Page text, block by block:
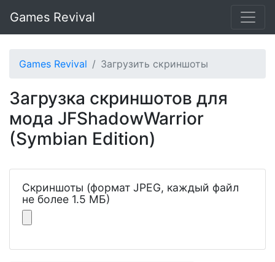
Games Revival
Games Revival Загрузить скриншоты
Загрузка скриншотов для
мода JFShadowWarrior
(Symbian Edition)
Скриншоты (формат JPEG, каждый файл
не более 1.5 МБ)